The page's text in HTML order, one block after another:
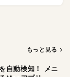
もっと見る
自動検知！ メニ